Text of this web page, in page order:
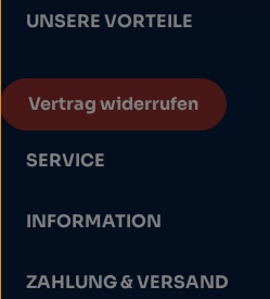
UNSERE VORTEILE
Vertrag widerrufen
SERVICE
INFORMATION
ZAHLUNG & VERSAND